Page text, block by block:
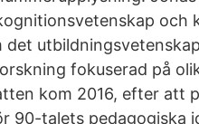
och
det
fokuserad på
kom 2016, efter att
90-talets pedagogiska